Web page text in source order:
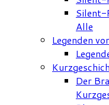
Silent-
Alle
Legenden
Der